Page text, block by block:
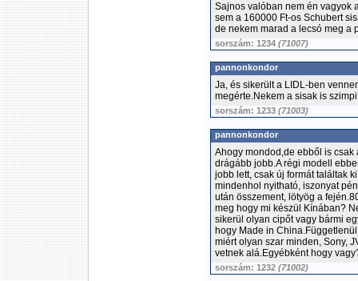
Sajnos valóban nem én vagyok
sem a 160000 Ft-os Schubert
de nekem marad a lecsó meg a
sorszám: 1234 (71007)
pannonkondor
Ja, és sikerült a LIDL-ben
megérte.Nekem a sisak is
sorszám: 1233 (71003)
pannonkondor
Ahogy mondod,de ebből is
drágább jobb.A régi modell
jobb lett, csak új formát találtak
mindenhol nyitható, iszonyat
után összement, lötyög a
meg hogy mi készül Kínában?
sikerül olyan cipőt vagy bármi
hogy Made in
miért olyan szar minden, Sony,
vetnek alá.Egyébként hogy
sorszám: 1232 (71002)